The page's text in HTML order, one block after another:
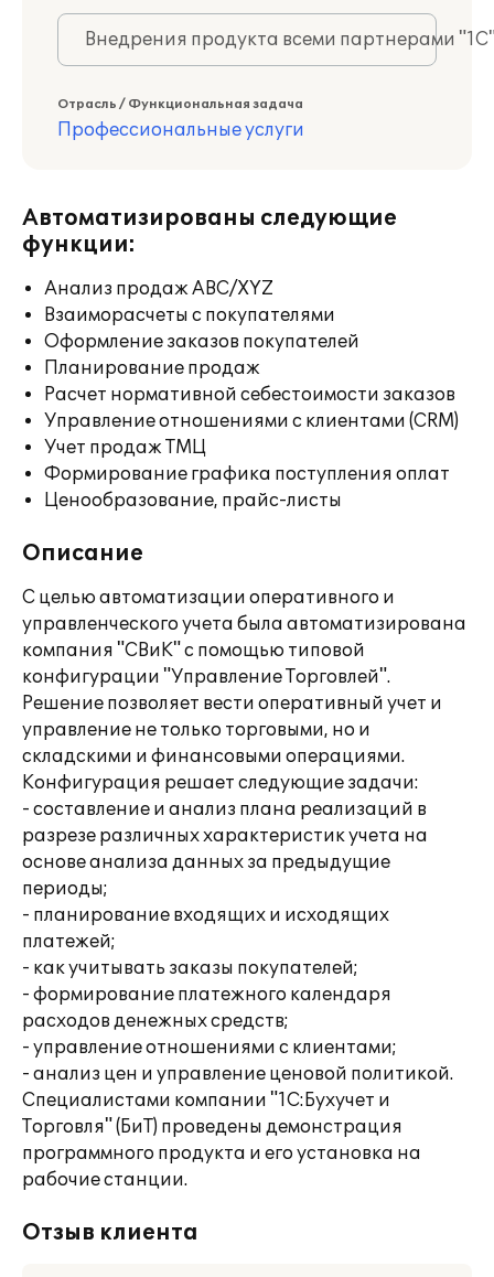
Внедрения продукта всеми партнерами
Отрасль / Функциональная задача
Профессиональные услуги
Автоматизированы следующие
функции:
Анализ продаж ABC/XYZ
Взаиморасчеты с покупателями
Оформление заказов покупателей
Планирование продаж
Расчет нормативной себестоимости заказов
Управление отношениями с клиентами (CRM)
Учет продаж ТМЦ
Формирование графика поступления оплат
Ценообразование, прайс-листы
Описание
С целью автоматизации оперативного и
управленческого учета была автоматизирована
компания "СВиК" с помощью типовой
конфигурации "Управление Торговлей".
Решение позволяет вести оперативный учет и
управление не только торговыми, но и
складскими и финансовыми операциями.
Конфигурация решает следующие задачи:
- составление и анализ плана реализаций в
разрезе различных характеристик учета на
основе анализа данных за предыдущие
периоды;
- планирование входящих и исходящих
платежей;
- как учитывать заказы покупателей;
- формирование платежного календаря
расходов денежных средств;
- управление отношениями с клиентами;
- анализ цен и управление ценовой политикой.
Специалистами компании "1С:Бухучет и
Торговля" (БиТ) проведены демонстрация
программного продукта и его установка на
рабочие станции.
Отзыв клиента